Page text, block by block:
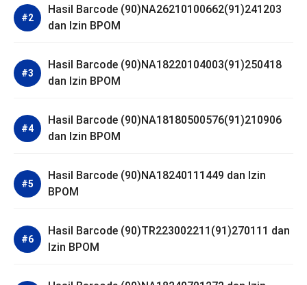
Hasil Barcode (90)NA26210100662(91)241203
dan Izin BPOM
Hasil Barcode (90)NA18220104003(91)250418
dan Izin BPOM
Hasil Barcode (90)NA18180500576(91)210906
dan Izin BPOM
Hasil Barcode (90)NA18240111449 dan Izin
BPOM
Hasil Barcode (90)TR223002211(91)270111 dan
Izin BPOM